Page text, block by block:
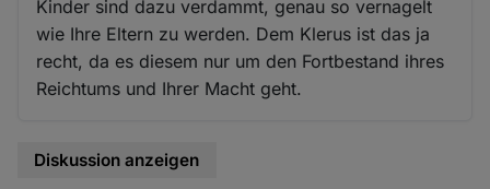
Kinder sind dazu verdammt, genau so vernagelt
wie Ihre Eltern zu werden. Dem Klerus ist das ja
recht, da es diesem nur um den Fortbestand ihres
Reichtums und Ihrer Macht geht.
Diskussion anzeigen